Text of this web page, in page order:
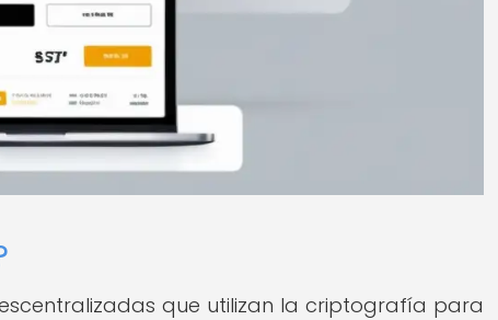
que utilizan la criptografía para